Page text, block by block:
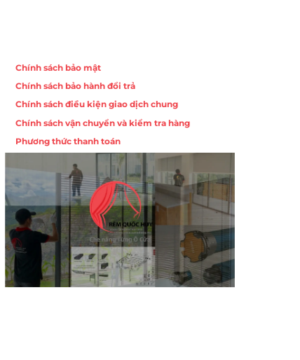
Chính sách bảo mật
Chính sách bảo hành đổi trả
Chính sách điều kiện giao dịch chung
Chính sách vận chuyển và kiểm tra hàng
Phương thức thanh toán